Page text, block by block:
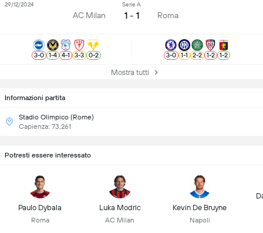
Informazioni partita
Stadio Olimpico (Rome)
Capienza: 73,261
AC Milan
Serie A
1 - 1 Roma
29/12/2024
3-0 1-4 4-1 3-3 0-2 3-0 1-1 2-2 1-2 1-2
Mostra tutti
Potresti essere interessato
Paulo Dybala
Roma
Luka Modric
AC Milan
Kevin De Bruyne
Napoli